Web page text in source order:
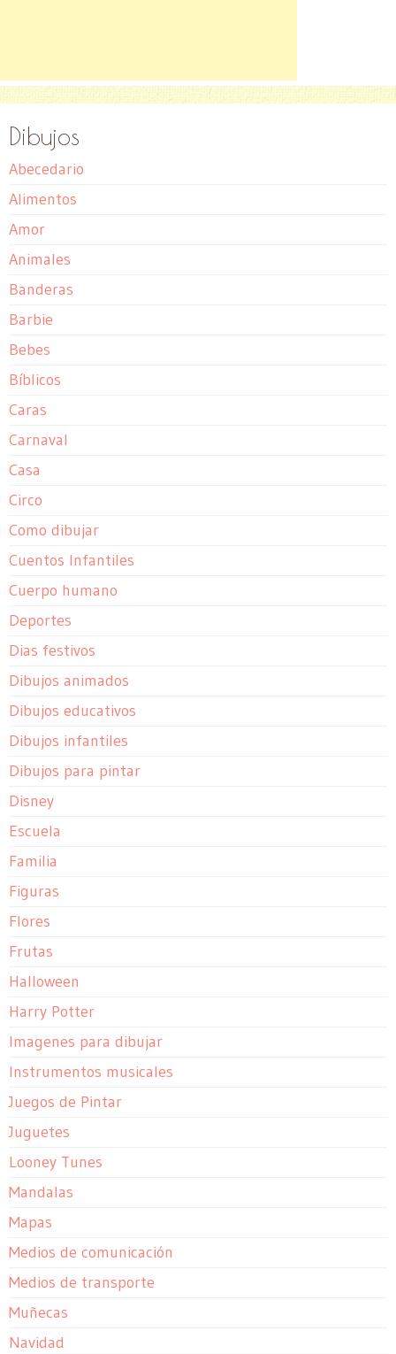
Dibujos
Abecedario
Alimentos
Amor
Animales
Banderas
Barbie
Bebes
Bíblicos
Caras
Carnaval
Casa
Circo
Como dibujar
Cuentos Infantiles
Cuerpo humano
Deportes
Dias festivos
Dibujos animados
Dibujos educativos
Dibujos infantiles
Dibujos para pintar
Disney
Escuela
Familia
Figuras
Flores
Frutas
Halloween
Harry Potter
Imagenes para dibujar
Instrumentos musicales
Juegos de Pintar
Juguetes
Looney Tunes
Mandalas
Mapas
Medios de comunicación
Medios de transporte
Muñecas
Navidad